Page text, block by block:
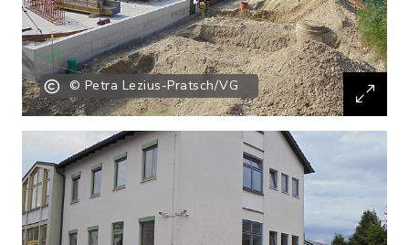
© Petra Lezius-Pratsch/VG